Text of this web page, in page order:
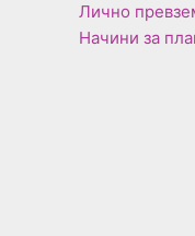
Лично
Начини за